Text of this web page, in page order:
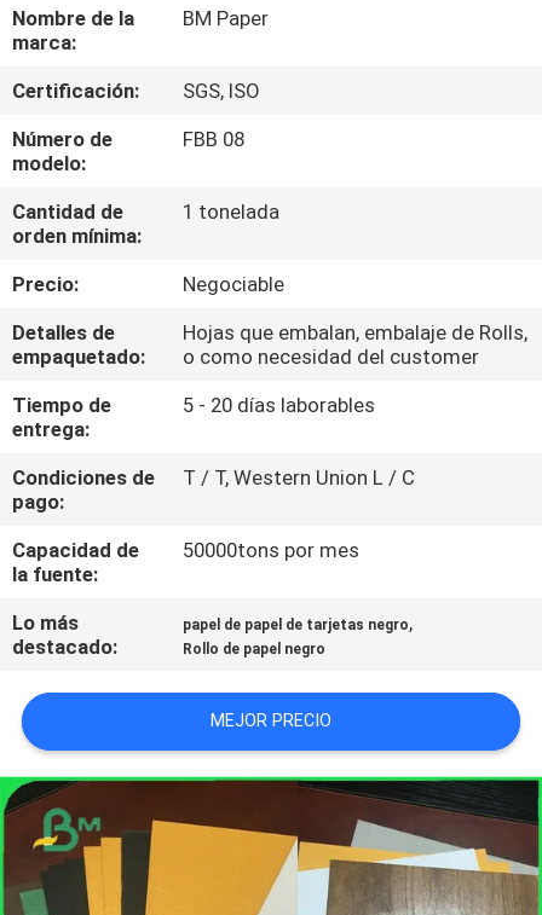
RECORRIDO
POR
LA
FÁBRICA
CONTROL
CALIDAD
CONTACTA
CON
NOSOTROS
NOTICIAS
CASOS
DE
TRABAJO
MAPA
DEL
SITIO
Nombre de la
marca:
BM Paper
Certificación:
SGS, ISO
Número de
modelo:
FBB 08
Cantidad de
orden mínima:
1 tonelada
Precio:
Negociable
Detalles de
empaquetado:
Hojas que embalan, embalaje de Rolls,
o como necesidad del customer
Tiempo de
entrega:
5 - 20 días laborables
Condiciones de
pago:
T / T, Western Union L / C
Capacidad de
la fuente:
50000tons por mes
Lo más
destacado:
papel de papel de tarjetas negro,
Rollo de papel negro
MEJOR PRECIO